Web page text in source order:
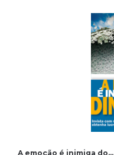
A emoção é inimiga do…